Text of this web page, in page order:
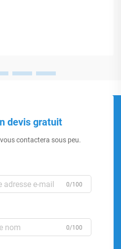
devis gratuit
contactera sous peu.
0/100
0/100